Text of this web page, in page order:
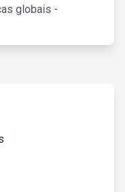
globais -